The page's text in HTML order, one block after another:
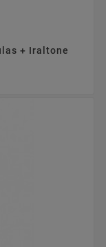
+ Iraltone